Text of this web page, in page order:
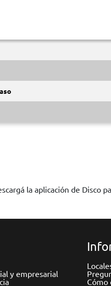
la aplicación de Disco
y empresarial
Cómo